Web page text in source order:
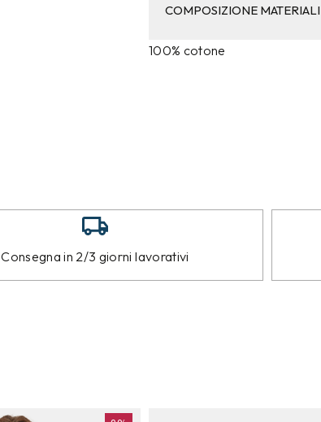
COMPOSIZIONE MATERIALI
100% cotone
Consegna in 2/3 giorni lavorativi